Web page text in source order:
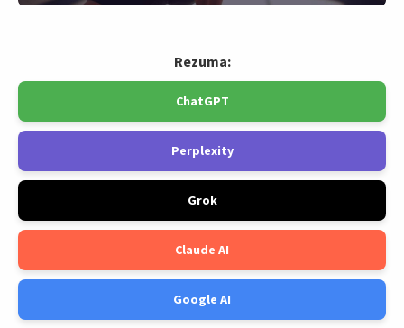
Rezuma:
ChatGPT
Perplexity
Grok
Claude AI
Google AI